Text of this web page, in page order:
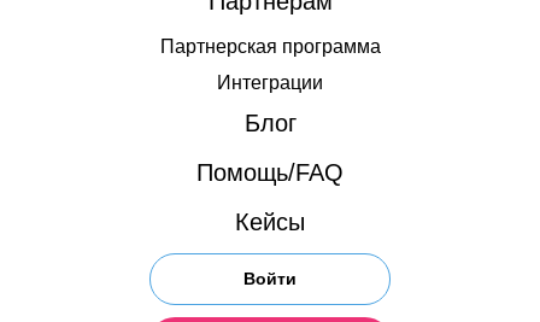
Партнерская программа
Блог
Помощь/FAQ
Кейсы
Интеграции
Войти